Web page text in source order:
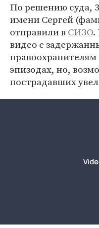
По решению суда,
имени Сергей
отправили в СИЗО.
видео с
правоохранителям
эпизодах, но,
пострадавших